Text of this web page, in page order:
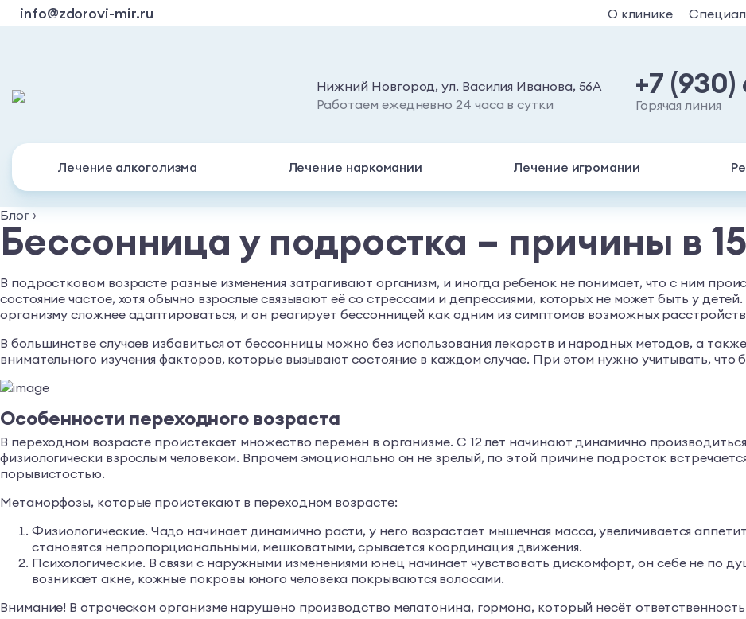
info@zdorovi-mir.ru О клинике
Нижний Новгород, ул. Василия Иванова, 56А
Работаем ежедневно 24 часа в сутки
+7
Горячая линия
Лечение алкоголизма Лечение наркомании Лечение игромании
Блог ›
Бессонница у подростка – причины в
В подростковом возрасте разные изменения затрагивают организм, и иногда ребенок не понимает, что с ним
состояние частое, хотя обычно взрослые связывают её со стрессами и депрессиями, которых не может быть у
организму сложнее адаптироваться, и он реагирует бессонницей как одним из симптомов возможных
В большинстве случаев избавиться от бессонницы можно без использования лекарств и народных методов, а
внимательного изучения факторов, которые вызывают состояние в каждом случае. При этом нужно учитывать, что
Особенности переходного возраста
В переходном возрасте проистекает множество перемен в организме. С 12 лет начинают динамично
физиологически взрослым человеком. Впрочем эмоционально он не зрелый, по этой причине подросток
порывистостью.
Метаморфозы, которые проистекают в переходном возрасте:
Физиологические. Чадо начинает динамично расти, у него возрастает мышечная масса, увеличивается
становятся непропорциональными, мешковатыми, срывается координация движения.
Психологические. В связи с наружными изменениями юнец начинает чувствовать дискомфорт, он себе не по
возникает акне, кожные покровы юного человека покрываются волосами.
Внимание! В отроческом организме нарушено производство мелатонина, гормона, который несёт ответственность